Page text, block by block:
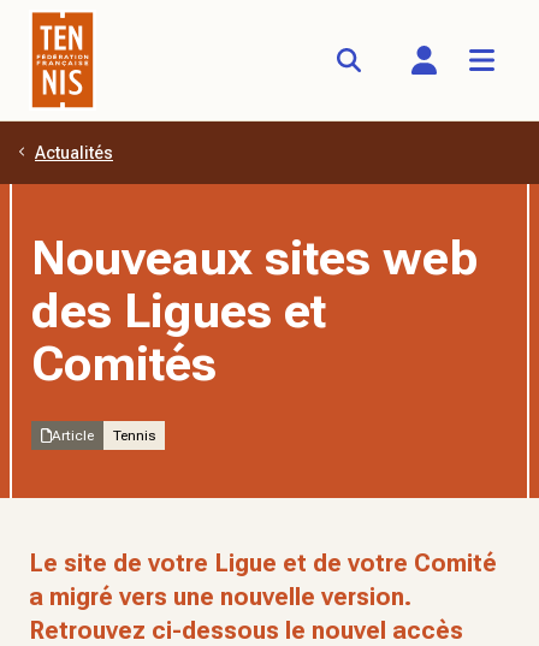
Aller au contenu principal
Actualités
Nouveaux sites web
des Ligues et
Comités
Article Tennis
Le site de votre Ligue et de votre Comité
a migré vers une nouvelle version.
Retrouvez ci-dessous le nouvel accès